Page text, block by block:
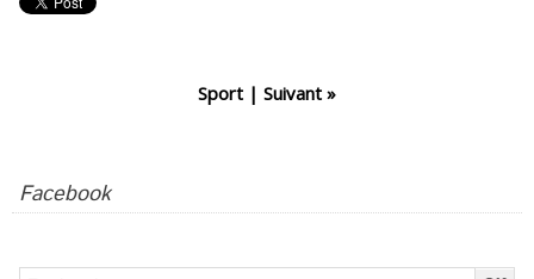
Sport | Suivant »
Facebook